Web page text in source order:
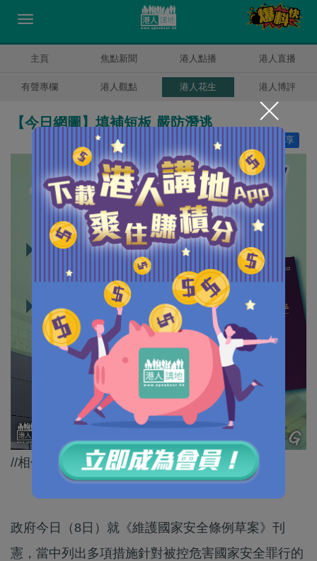
主頁 焦點新聞 港人點播 港人直播
有聲專欄 港人觀點 港人花生 港人博評
【今日網圖】填補短板 嚴防潛逃
分享
讚好
//相信呢7招有助打擊國安疑犯潛逃！//
政府今日（8日）就《維護國家安全條例草案》刊
憲，當中列出多項措施針對被控危害國家安全罪行的